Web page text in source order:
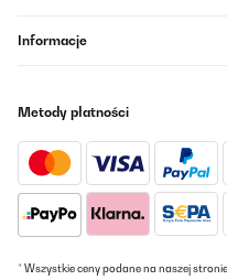
Informacje
Metody płatności
* Wszystkie ceny podane na naszej